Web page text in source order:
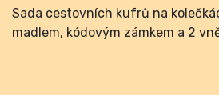
Sada cestovních kufrů na
madlem, kódovým zámkem a 2